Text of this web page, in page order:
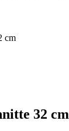
cm
32 cm